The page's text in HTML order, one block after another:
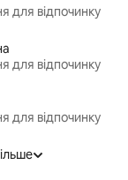
для відпочинку
для відпочинку
для відпочинку